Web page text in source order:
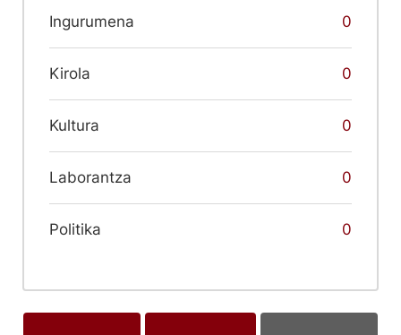
Ingurumena 0
Kirola 0
Kultura 0
Laborantza 0
Politika 0